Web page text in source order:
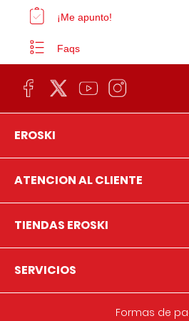
¡Me apunto!
Faqs
EROSKI
ATENCION AL CLIENTE
TIENDAS EROSKI
SERVICIOS
Formas de